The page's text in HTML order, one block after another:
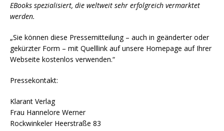
EBooks spezialisiert, die weltweit sehr erfolgreich vermarktet
werden.
„Sie können diese Pressemitteilung – auch in geänderter oder
gekürzter Form – mit Quelllink auf unsere Homepage auf Ihrer
Webseite kostenlos verwenden.“
Pressekontakt:
Klarant Verlag
Frau Hannelore Werner
Rockwinkeler Heerstraße 83